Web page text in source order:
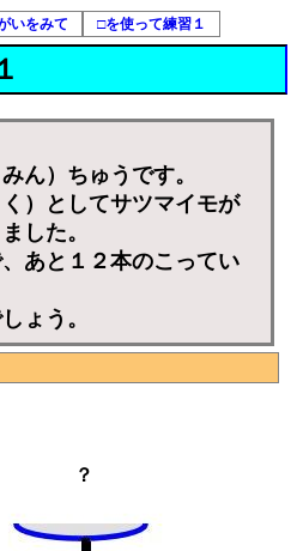
いをみて □を使って練習１
ん）ちゅうです。
）としてサツマイモが
した。
あと１２本のこってい
ょう。
？